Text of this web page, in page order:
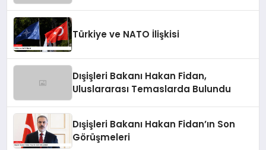
Türkiye ve NATO İlişkisi
Dışişleri Bakanı Hakan Fidan,
Uluslararası Temaslarda Bulundu
Dışişleri Bakanı Hakan Fidan’ın Son
Görüşmeleri